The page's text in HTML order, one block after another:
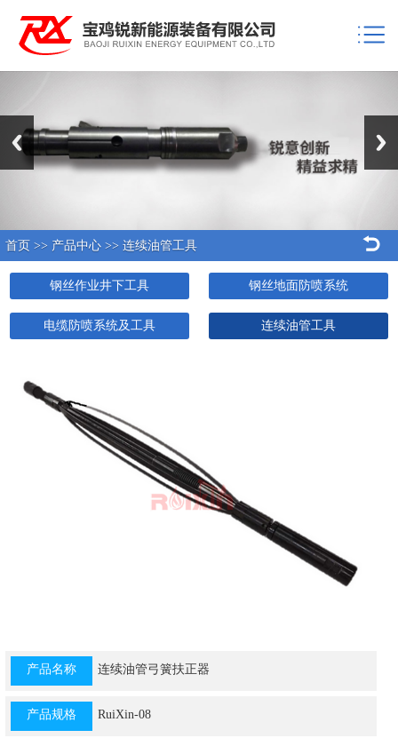
首页 >> 产品中心 >> 连续油管工具
钢丝作业井下工具 钢丝地面防喷系统
电缆防喷系统及工具 连续油管工具
产品名称 连续油管弓簧扶正器
产品规格 RuiXin-08